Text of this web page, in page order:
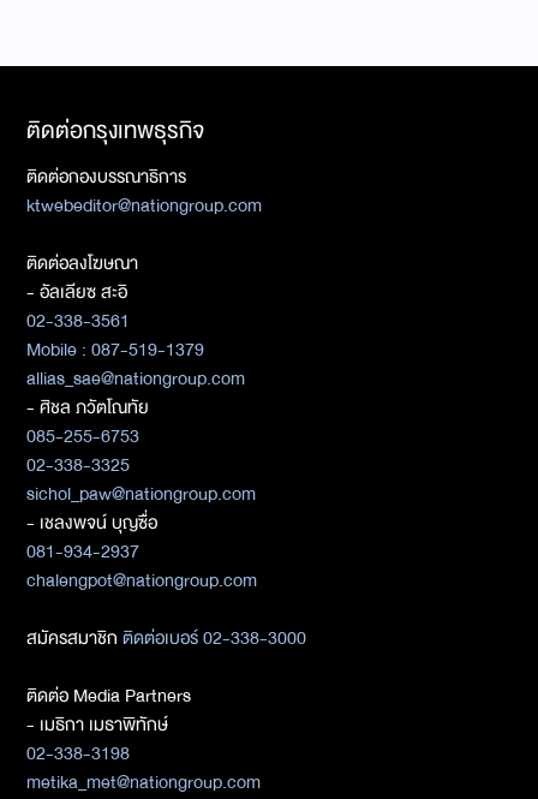
ติดต่อกรุงเทพธุรกิจ
ติดต่อกองบรรณาธิการ
ktwebeditor@nationgroup.com
ติดต่อลงโฆษณา
- อัลเลียซ สะอิ
02-338-3561
Mobile : 087-519-1379
allias_sae@nationgroup.com
- ศิชล ภวัตโณทัย
085-255-6753
02-338-3325
sichol_paw@nationgroup.com
- เชลงพจน์ บุญซื่อ
081-934-2937
chalengpot@nationgroup.com
สมัครสมาชิกติดต่อเบอร์ 02-338-3000
ติดต่อ Media Partners
- เมธิกา เมธาพิทักษ์
02-338-3198
metika_met@nationgroup.com